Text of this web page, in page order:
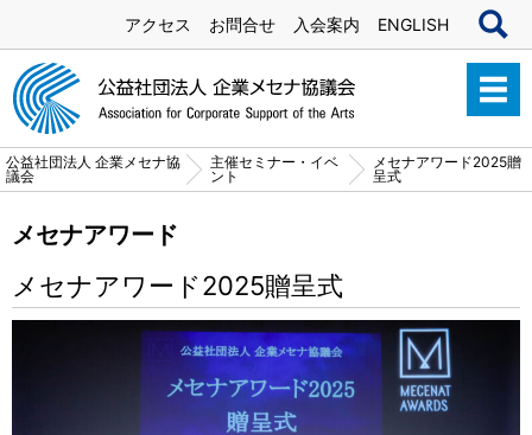
アクセス お問合せ 入会案内 ENGLISH
公益社団法人 企業メセナ協
議会
主催セミナー・イベ
ント
メセナアワード2025贈
呈式
メセナアワード
メセナアワード2025贈呈式